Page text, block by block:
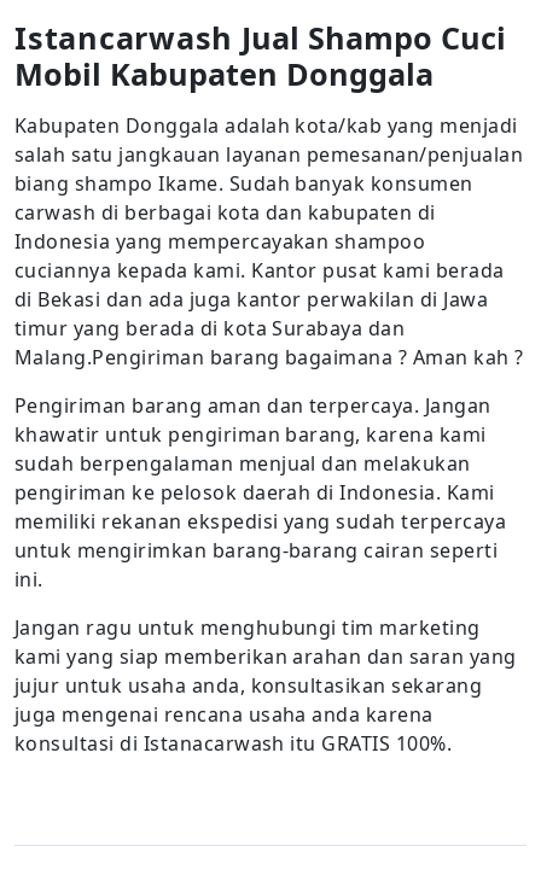
Istancarwash Jual Shampo Cuci
Mobil Kabupaten Donggala
Kabupaten Donggala adalah kota/kab yang menjadi
salah satu jangkauan layanan pemesanan/penjualan
biang shampo Ikame. Sudah banyak konsumen
carwash di berbagai kota dan kabupaten di
Indonesia yang mempercayakan shampoo
cuciannya kepada kami. Kantor pusat kami berada
di Bekasi dan ada juga kantor perwakilan di Jawa
timur yang berada di kota Surabaya dan
Malang.Pengiriman barang bagaimana ? Aman kah ?
Pengiriman barang aman dan terpercaya. Jangan
khawatir untuk pengiriman barang, karena kami
sudah berpengalaman menjual dan melakukan
pengiriman ke pelosok daerah di Indonesia. Kami
memiliki rekanan ekspedisi yang sudah terpercaya
untuk mengirimkan barang-barang cairan seperti
ini.
Jangan ragu untuk menghubungi tim marketing
kami yang siap memberikan arahan dan saran yang
jujur untuk usaha anda, konsultasikan sekarang
juga mengenai rencana usaha anda karena
konsultasi di Istanacarwash itu GRATIS 100%.